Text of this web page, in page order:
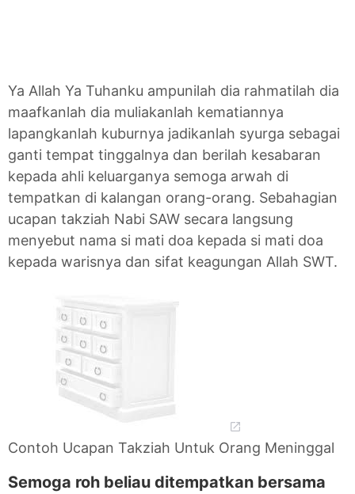
Ya Allah Ya Tuhanku ampunilah dia rahmatilah dia
maafkanlah dia muliakanlah kematiannya
lapangkanlah kuburnya jadikanlah syurga sebagai
ganti tempat tinggalnya dan berilah kesabaran
kepada ahli keluarganya semoga arwah di
tempatkan di kalangan orang-orang. Sebahagian
ucapan takziah Nabi SAW secara langsung
menyebut nama si mati doa kepada si mati doa
kepada warisnya dan sifat keagungan Allah SWT.
Contoh Ucapan Takziah Untuk Orang Meninggal
Semoga roh beliau ditempatkan bersama